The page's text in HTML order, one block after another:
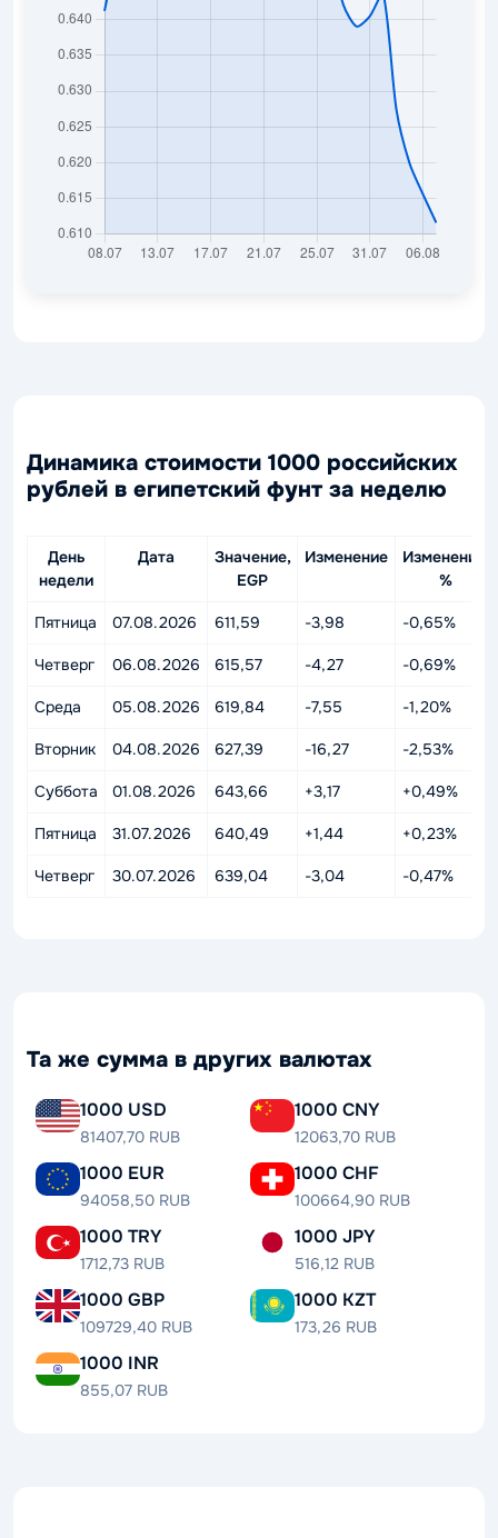
Динамика стоимости 1000 российских
рублей в египетский фунт за неделю
День
недели
Дата
Значение,
EGP
Изменение
Изменение,
%
Пятница 07.08.2026 611,59 -3,98 -0,65%
Четверг 06.08.2026 615,57 -4,27 -0,69%
Среда 05.08.2026 619,84 -7,55 -1,20%
Вторник 04.08.2026 627,39 -16,27 -2,53%
Суббота 01.08.2026 643,66 +3,17 +0,49%
Пятница 31.07.2026 640,49 +1,44 +0,23%
Четверг 30.07.2026 639,04 -3,04 -0,47%
Та же сумма в других валютах
1000 USD
81407,70 RUB
1000 CNY
12063,70 RUB
1000 EUR
94058,50 RUB
1000 CHF
100664,90 RUB
1000 TRY
1712,73 RUB
1000 JPY
516,12 RUB
1000 GBP
109729,40 RUB
1000 KZT
173,26 RUB
1000 INR
855,07 RUB